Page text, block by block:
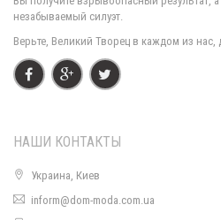
незабываемый силуэт.
Верьте, Великий Творец в каждом из нас,
НАШИ КОНТАКТЫ
Украина, Киев
inform@dom-moda.com.ua